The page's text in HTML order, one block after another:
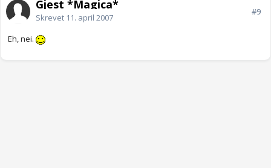
Gjest *Magica*
Skrevet 11. april 2007
#9
Eh, nei.